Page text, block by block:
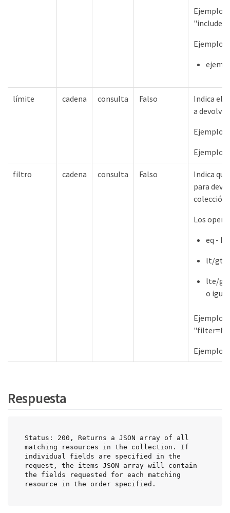
Ejemplos
Ejemplos
límite cadena consulta Falso
Indica el
a
Ejemplos
Ejemplos
filtro cadena consulta Falso
Indica
para
colección.
Los
eq -
lt/gt -
lte/
o
Ejemplo
Ejemplos
Respuesta
Status: 200, Returns a JSON array of all
matching resources in the collection. If
individual fields are specified in the
request, the items JSON array will contain
the fields requested for each matching
resource in the order specified.